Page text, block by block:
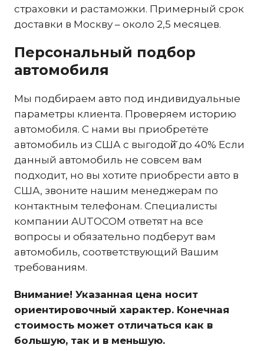
страховки и растаможки. Примерный срок
доставки в Москву – около 2,5 месяцев.
Персональный подбор
автомобиля
Мы подбираем авто под индивидуальные
параметры клиента. Проверяем историю
автомобиля. С нами вы приобретёте
автомобиль из США с выгодой̆ до 40% Если
данный автомобиль не совсем вам
подходит, но вы хотите приобрести авто в
США, звоните нашим менеджерам по
контактным телефонам. Специалисты
компании AUTOCOM ответят на все
вопросы и обязательно подберут вам
автомобиль, соответствующий Вашим
требованиям.
Внимание! Указанная цена носит
ориентировочный характер. Конечная
стоимость может отличаться как в
большую, так и в меньшую.